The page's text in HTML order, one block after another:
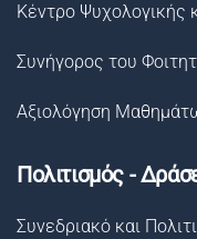
Κέντρο Ψυχολογικής
Συνήγορος του
Αξιολόγηση
Πολιτισμός -
Συνεδριακό και